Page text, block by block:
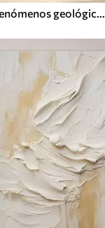
Líquidos, fluidos y fenómenos geológicos